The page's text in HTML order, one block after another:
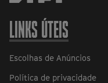
LINKS ÚTEIS
Escolhas de Anúncios
Política de privacidade